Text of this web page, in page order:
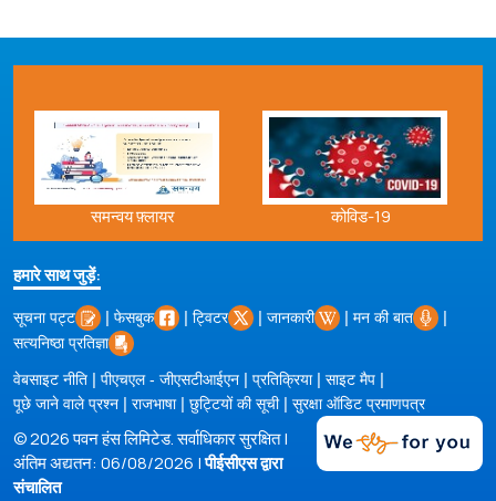
समन्वय फ़्लायर कोविड-19
हमारे साथ जुड़ें:
सूचना पट्ट | फेसबुक | ट्विटर | जानकारी | मन की बात |
सत्यनिष्ठा प्रतिज्ञा
वेबसाइट नीति | पीएचएल - जीएसटीआईएन | प्रतिक्रिया| साइट मैप |
पूछे जाने वाले प्रश्न | राजभाषा| छुट्टियों की सूची| सुरक्षा ऑडिट प्रमाणपत्र
© 2026 पवन हंस लिमिटेड. सर्वाधिकार सुरक्षित |
अंतिम अद्यतन: 06/08/2026 |पीईसीएस द्वारा
संचालित